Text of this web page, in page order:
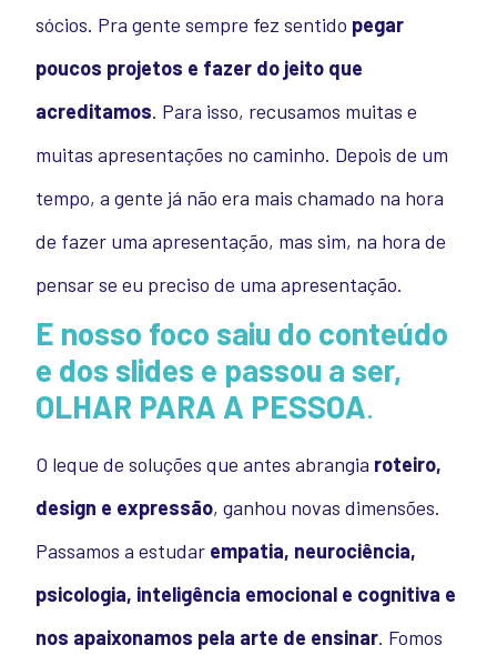
sócios. Pra gente sempre fez sentido pegar
poucos projetos e fazer do jeito que
acreditamos. Para isso, recusamos muitas e
muitas apresentações no caminho. Depois de um
tempo, a gente já não era mais chamado na hora
de fazer uma apresentação, mas sim, na hora de
pensar se eu preciso de uma apresentação.
E nosso foco saiu do conteúdo
e dos slides e passou a ser,
OLHAR PARA A PESSOA.
O leque de soluções que antes abrangia roteiro,
design e expressão, ganhou novas dimensões.
Passamos a estudar empatia, neurociência,
psicologia, inteligência emocional e cognitiva e
nos apaixonamos pela arte de ensinar. Fomos